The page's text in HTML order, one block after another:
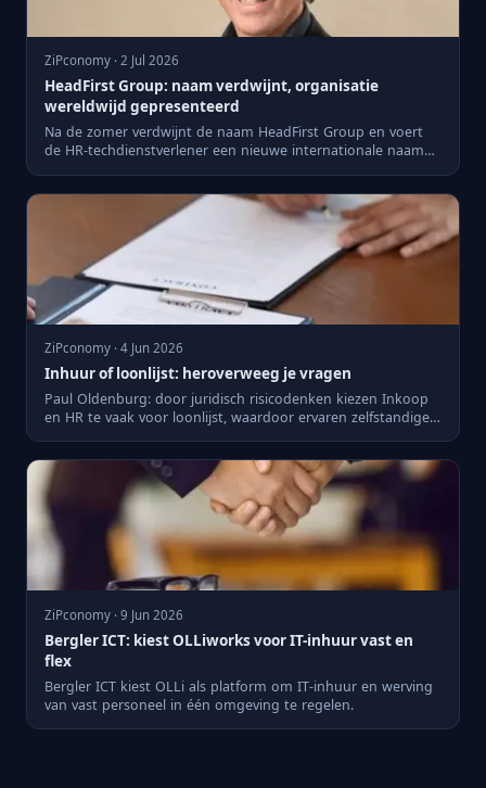
ZiPconomy · 2 Jul 2026
HeadFirst Group: naam verdwijnt, organisatie
wereldwijd gepresenteerd
Na de zomer verdwijnt de naam HeadFirst Group en voert
de HR-techdienstverlener een nieuwe internationale naam
ZiPconomy · 4 Jun 2026
Inhuur of loonlijst: heroverweeg je vragen
Paul Oldenburg: door juridisch risicodenken kiezen Inkoop
en HR te vaak voor loonlijst, waardoor ervaren zelfstandigen
ZiPconomy · 9 Jun 2026
Bergler ICT: kiest OLLiworks voor IT-inhuur vast en
flex
Bergler ICT kiest OLLi als platform om IT-inhuur en werving
van vast personeel in één omgeving te regelen.